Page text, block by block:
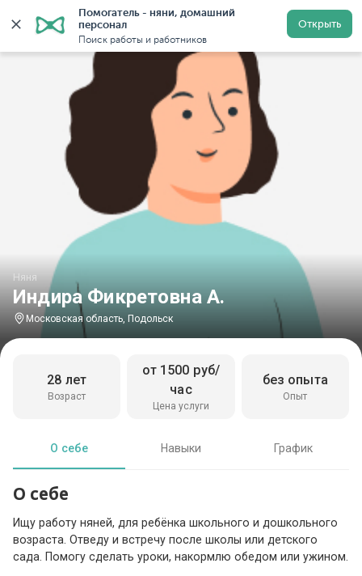
Помогатель - няни, домашний
персонал
Поиск работы и работников
Открыть
Главная Няни Няни в Московской области Няни
Индира Фикретовна А.
Няня
Московская область, Подольск
Возраст
28 лет
Цена услуги
от 1500 руб/
час
Опыт
без опыта
О себе Навыки График
О себе
Ищу работу няней, для ребёнка школьного и дошкольного
возраста. Отведу и встречу после школы или детского
сада. Помогу сделать уроки, накормлю обедом или ужином.